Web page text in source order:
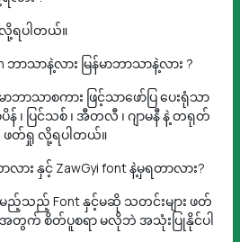
လို့ရပါတယ်။
ာသာနဲ့လား မြန်မာဘာသာနဲ့လား ?
ဘာသာစကား ဖြင့်သာဖော်ပြ ပေးရုံသာ
န် ၊ ပြင်သစ် ၊ အီတလီ ၊ ဂျာမနီ နဲ့ တရုတ်
ါ ဖတ်ရှု လို့ရပါတယ်။
လား နှင့် ZawGyi font နဲ့မှရတာလား?
မည့်သည့် Font နှင့်မဆို သတင်းများ ဖတ်
ာအတွက် စိတ်ပူစရာ မလိုဘဲ အသုံးပြုနိုင်ပါ